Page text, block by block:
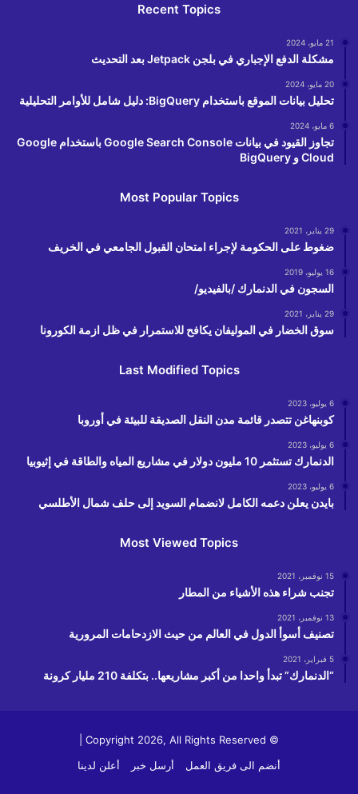
Recent Topics
21 مايو، 2024
مشكلة الدفع الإجباري في بلجن Jetpack بعد التحديث
20 مايو، 2024
تحليل بيانات الموقع باستخدام BigQuery: دليل شامل للأوامر التحليلية
6 مايو، 2024
تجاوز القيود في بيانات Google Search Console باستخدام Google
Cloud و BigQuery
Most Popular Topics
29 يناير، 2021
ضغوط على الحكومة لإجراء امتحان القبول الجامعي في الخريف
16 يوليو، 2019
السجون في الدنمارك /بالفيديو/
29 يناير، 2021
سوق الخضار في الموليفان يكافح للاستمرار في ظل ازمة الكورونا
Last Modified Topics
6 يوليو، 2023
كوبنهاغن تتصدر قائمة مدن النقل الصديقة للبيئة في أوروبا
6 يوليو، 2023
الدنمارك تستثمر 10 مليون دولار في مشاريع المياه والطاقة في إثيوبيا
6 يوليو، 2023
بايدن يعلن دعمه الكامل لانضمام السويد إلى حلف شمال الأطلسي
Most Viewed Topics
15 نوفمبر، 2021
تجنب شراء هذه الأشياء من المطار
13 نوفمبر، 2021
تصنيف أسوأ الدول في العالم من حيث الازدحامات المرورية
5 فبراير، 2021
“الدنمارك” تبدأ واحدا من أكبر مشاريعها.. بتكلفة 210 مليار كرونة
© Copyright 2026, All Rights Reserved |
أنضم الى فريق العمل
أرسل خبر أعلن لدينا